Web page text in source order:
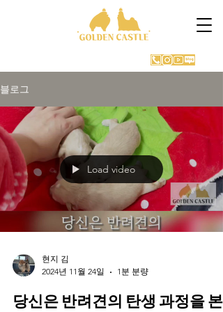
블로그
Load video
현지 김
2024년 11월 24일
1분 분량
당신은 반려견의 탄생 과정을 본